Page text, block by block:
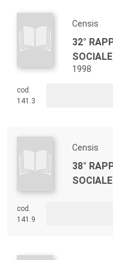
Censis
32°
1998
cod.
141.3
Censis
38°
cod.
141.9